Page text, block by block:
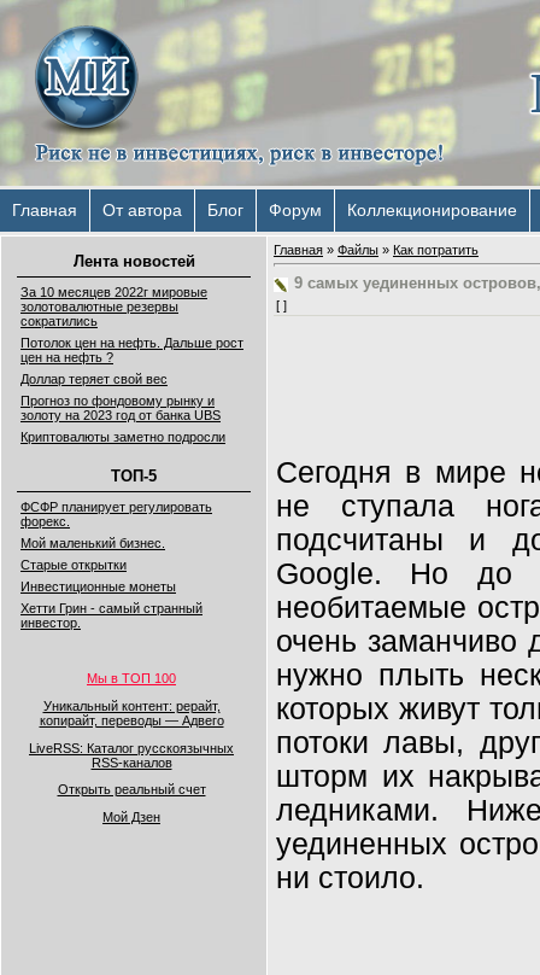
Главная От автора Блог Форум Коллекционирование
Лента новостей
За 10 месяцев 2022г мировые
золотовалютные резервы
сократились
Потолок цен на нефть. Дальше рост
цен на нефть ?
Доллар теряет свой вес
Прогноз по фондовому рынку и
золоту на 2023 год от банка UBS
Криптовалюты заметно подросли
ТОП-5
ФСФР планирует регулировать
форекс.
Мой маленький бизнес.
Старые открытки
Инвестиционные монеты
Хетти Грин - самый странный
инвестор.
Мы в ТОП 100
Уникальный контент: рерайт,
копирайт, переводы — Адвего
LiveRSS: Каталог русскоязычных
RSS-каналов
Открыть реальный счет
Мой Дзен
Главная » Файлы » Как потратить
9 самых уединенных
[ ]
Сегодня в мире
не ступала
подсчитаны и
Google. Но до
необитаемые
очень заманчиво
нужно плыть
которых живут
потоки лавы,
шторм их
ледниками.
уединенных
ни стоило.